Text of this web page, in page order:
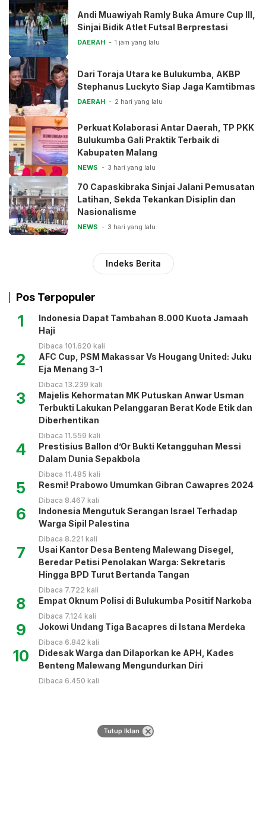
Andi Muawiyah Ramly Buka Amure Cup III,
Sinjai Bidik Atlet Futsal Berprestasi
DAERAH 1 jam yang lalu
Dari Toraja Utara ke Bulukumba, AKBP
Stephanus Luckyto Siap Jaga Kamtibmas
DAERAH 2 hari yang lalu
Perkuat Kolaborasi Antar Daerah, TP PKK
Bulukumba Gali Praktik Terbaik di
Kabupaten Malang
NEWS 3 hari yang lalu
70 Capaskibraka Sinjai Jalani Pemusatan
Latihan, Sekda Tekankan Disiplin dan
Nasionalisme
NEWS 3 hari yang lalu
Indeks Berita
Pos Terpopuler
1
Indonesia Dapat Tambahan 8.000 Kuota Jamaah
Haji
Dibaca 101.620 kali
2
AFC Cup, PSM Makassar Vs Hougang United: Juku
Eja Menang 3-1
Dibaca 13.239 kali
3
Majelis Kehormatan MK Putuskan Anwar Usman
Terbukti Lakukan Pelanggaran Berat Kode Etik dan
Diberhentikan
Dibaca 11.559 kali
4
Prestisius Ballon d’Or Bukti Ketangguhan Messi
Dalam Dunia Sepakbola
Dibaca 11.485 kali
5 Resmi! Prabowo Umumkan Gibran Cawapres 2024
Dibaca 8.467 kali
6
Indonesia Mengutuk Serangan Israel Terhadap
Warga Sipil Palestina
Dibaca 8.221 kali
7
Usai Kantor Desa Benteng Malewang Disegel,
Beredar Petisi Penolakan Warga: Sekretaris
Hingga BPD Turut Bertanda Tangan
Dibaca 7.722 kali
8 Empat Oknum Polisi di Bulukumba Positif Narkoba
Dibaca 7.124 kali
9 Jokowi Undang Tiga Bacapres di Istana Merdeka
Dibaca 6.842 kali
10
Didesak Warga dan Dilaporkan ke APH, Kades
Benteng Malewang Mengundurkan Diri
Dibaca 6.450 kali
Tutup Iklan